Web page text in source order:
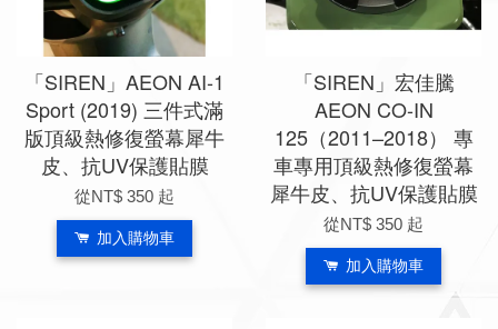
「SIREN」AEON AI-1
Sport (2019) 三件式滿
版頂級熱修復螢幕犀牛
皮、抗UV保護貼膜
從NT$ 350 起
加入購物車
「SIREN」宏佳騰
AEON CO-IN
125（2011–2018） 專
車專用頂級熱修復螢幕
犀牛皮、抗UV保護貼膜
從NT$ 350 起
加入購物車